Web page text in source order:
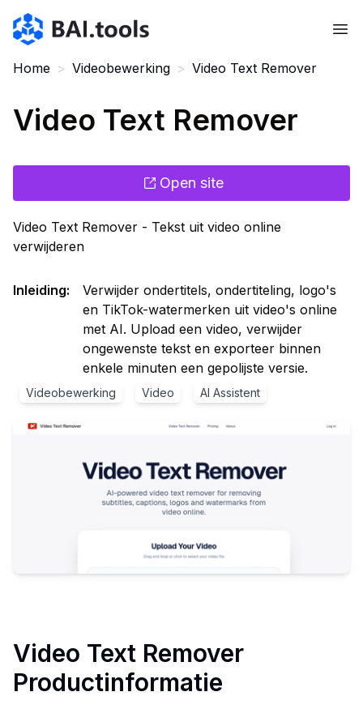
Bai.tools
Home > Videobewerking > Video Text Remover
Video Text Remover
Open site
Video Text Remover - Tekst uit video online
verwijderen
Inleiding:
Verwijder ondertitels, ondertiteling, logo's
en TikTok-watermerken uit video's online
met AI. Upload een video, verwijder
ongewenste tekst en exporteer binnen
enkele minuten een gepolijste versie.
Videobewerking Video AI Assistent
Video Text Remover
Productinformatie